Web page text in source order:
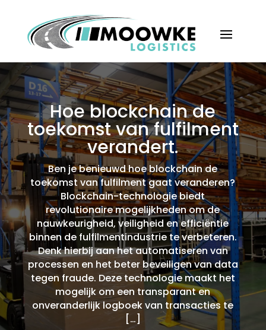
Hoe blockchain de
toekomst van fulfilment
verandert.​
Ben je benieuwd hoe blockchain de
toekomst van fulfilment gaat veranderen?
Blockchain-technologie biedt
revolutionaire mogelijkheden om de
nauwkeurigheid, veiligheid en efficiëntie
binnen de fulfilmentindustrie te verbeteren.​
Denk hierbij aan het automatiseren van
processen en het beter beveiligen van data
tegen fraude.​ Deze technologie maakt het
mogelijk om een transparant en
onveranderlijk logboek van transacties te
[…]